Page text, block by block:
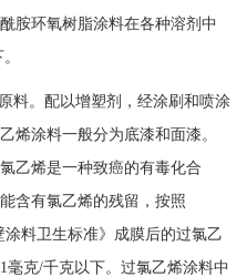
胺环氧树脂涂料在各种溶剂中
料。配以增塑剂，经涂刷和喷涂
烯涂料一般分为底漆和面漆。
乙烯是一种致癌的有毒化合
含有氯乙烯的残留，按照
涂料卫生标准》成膜后的过氯乙
1毫克/千克以下。过氯乙烯涂料中